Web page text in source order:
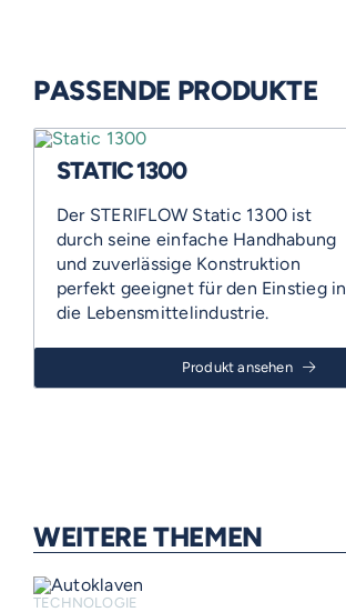
PASSENDE PRODUKTE
STATIC 1300
Der STERIFLOW Static 1300 ist
durch seine einfache Handhabung
und zuverlässige Konstruktion
perfekt geeignet für den Einstieg in
die Lebensmittelindustrie.
Produkt ansehen
WEITERE THEMEN
TECHNOLOGIE